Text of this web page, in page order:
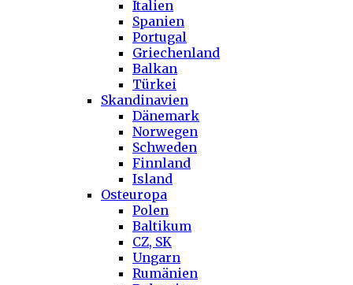
Italien
Spanien
Portugal
Griechenland
Balkan
Türkei
Skandinavien
Dänemark
Norwegen
Schweden
Finnland
Island
Osteuropa
Polen
Baltikum
CZ, SK
Ungarn
Rumänien